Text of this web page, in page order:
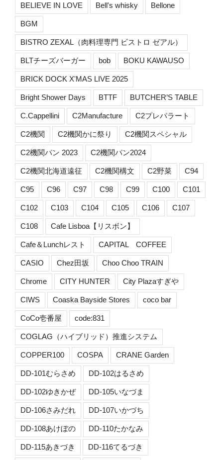
BELIEVE IN LOVE Bell's whisky Bellone
BGM
BISTRO ZEXAL（肉料理専門 ビストロ ゼアル）
BLTチーズバーガー bob BOKU KAWAUSO
BRICK DOCK X'MAS LIVE 2025
Bright Shower Days BTTF BUTCHER’S TABLE
C.Cappellini C2Manufacture C2プレパラート
C2機関 C2機関かに祭り C2機関スペシャル
C2機関パン 2023 C2機関パン2024
C2機関北海道遠征 C2機関構文 C2野菜 C94
C95 C96 C97 C98 C99 C100 C101
C102 C103 C104 C105 C106 C107
C108 Cafe Lisboa【リスボン】
Cafe＆Lunchレスト CAPITAL COFFEE
CASIO Chez田坂 Choo Choo TRAIN
Chrome CITY HUNTER City Plazaすぎや
CIWS Coaska Bayside Stores coco bar
CoCo壱番屋 code:831
COGLAG（ハイブリッド）推進システム
COPPER100 COSPA CRANE Garden
DD-101むらさめ DD-102はるさめ
DD-102ゆきかぜ DD-105いなづま
DD-106さみだれ DD-107いかづち
DD-108あけぼの DD-110たかなみ
DD-115あきづき DD-116てるづき